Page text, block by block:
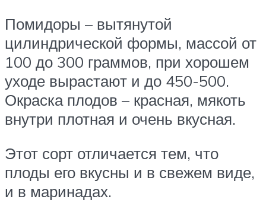
Помидоры – вытянутой
цилиндрической формы, массой от
100 до 300 граммов, при хорошем
уходе вырастают и до 450-500.
Окраска плодов – красная, мякоть
внутри плотная и очень вкусная.
Этот сорт отличается тем, что
плоды его вкусны и в свежем виде,
и в маринадах.